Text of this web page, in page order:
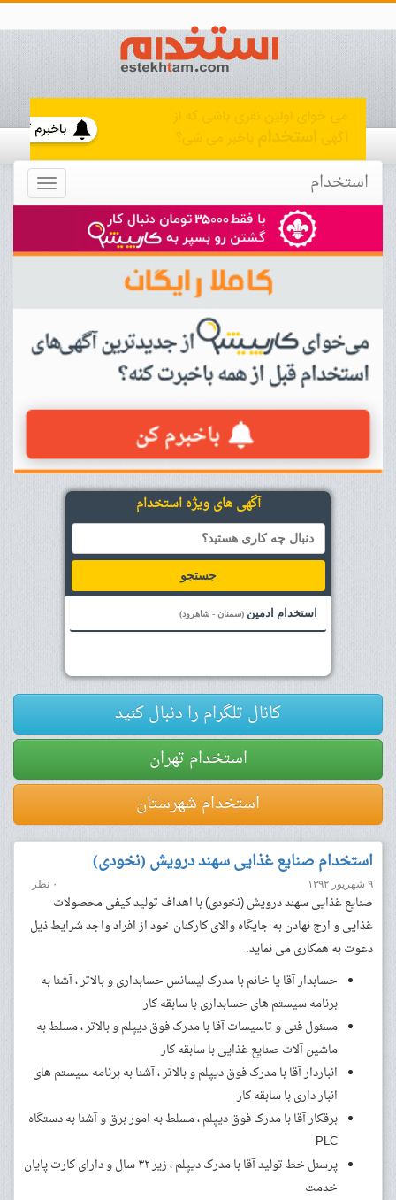
Toggle استخدام
آگهی های ویژه استخدام
جستجو
استخدام ادمین (سمنان - شاهرود)
کانال تلگرام را دنبال کنید
استخدام تهران
استخدام شهرستان
استخدام صنایع غذایی سهند درویش (نخودی)
۹ شهریور ۱۳۹۲ ۰ نظر
صنایع غذایی سهند درویش (نخودی) با اهداف تولید کیفی محصولات
غذایی و ارج نهادن به جایگاه والای کارکنان خود از افراد واجد شرایط ذیل
دعوت به همکاری می نماید.
حسابدار آقا یا خانم با مدرک لیسانس حسابداری و بالاتر ، آشنا به
برنامه سیستم های حسابداری با سابقه کار
مسئول فنی و تاسیسات آقا با مدرک فوق دیپلم و بالاتر ، مسلط به
ماشین آلات صنایع غذایی با سابقه کار
انباردار آقا با مدرک فوق دیپلم و بالاتر ، آشنا به برنامه سیستم های
انبار داری با سابقه کار
برقکار آقا با مدرک فوق دیپلم ، مسلط به امور برق و آشنا به دستگاه
PLC
پرسنل خط تولید آقا با مدرک دیپلم ، زیر ۳۲ سال و دارای کارت پایان
خدمت